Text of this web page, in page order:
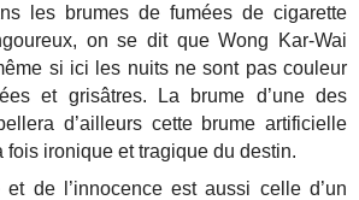
les brumes de fumées de cigarette
on se dit que Wong Kar-Wai
si ici les nuits ne sont pas couleur
et grisâtres. La brume d’une des
d’ailleurs cette brume artificielle
fois ironique et tragique du destin.
et de l’innocence est aussi celle d’un